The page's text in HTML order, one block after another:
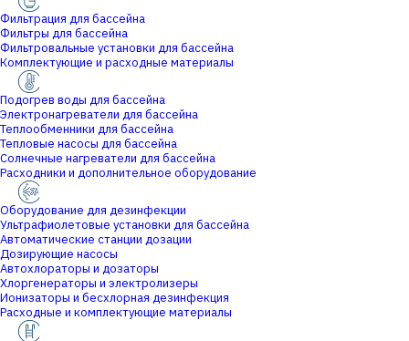
Фильтрация для бассейна
Фильтры для бассейна
Фильтровальные установки для бассейна
Комплектующие и расходные материалы
Подогрев воды для бассейна
Электронагреватели для бассейна
Теплообменники для бассейна
Тепловые насосы для бассейна
Солнечные нагреватели для бассейна
Расходники и дополнительное оборудование
Оборудование для дезинфекции
Ультрафиолетовые установки для бассейна
Автоматические станции дозации
Дозирующие насосы
Автохлораторы и дозаторы
Хлоргенераторы и электролизеры
Ионизаторы и бесхлорная дезинфекция
Расходные и комплектующие материалы